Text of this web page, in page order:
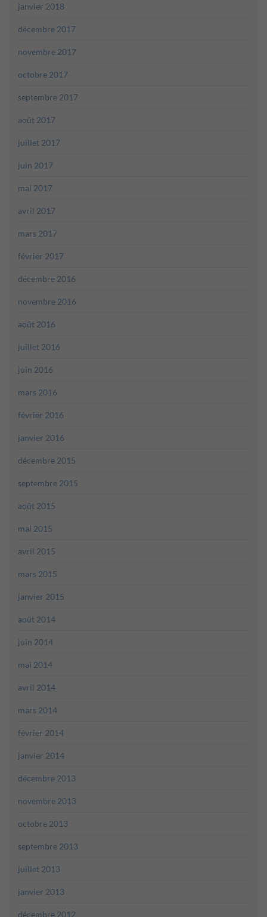
janvier 2018
décembre 2017
novembre 2017
octobre 2017
septembre 2017
août 2017
juillet 2017
juin 2017
mai 2017
avril 2017
mars 2017
février 2017
décembre 2016
novembre 2016
août 2016
juillet 2016
juin 2016
mars 2016
février 2016
janvier 2016
décembre 2015
septembre 2015
août 2015
mai 2015
avril 2015
mars 2015
janvier 2015
août 2014
juin 2014
mai 2014
avril 2014
mars 2014
février 2014
janvier 2014
décembre 2013
novembre 2013
octobre 2013
septembre 2013
juillet 2013
janvier 2013
décembre 2012